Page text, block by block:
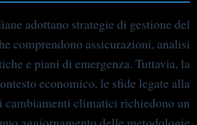
adottano strategie di gestione del
comprendono assicurazioni, analisi
e piani di emergenza. Tuttavia, la
economico, le sfide legate alla
cambiamenti climatici richiedono un